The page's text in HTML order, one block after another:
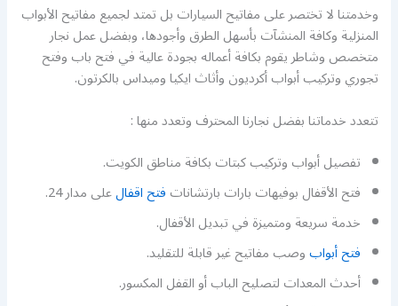
وخدمتنا لا تختصر على مفاتيح السيارات بل تمتد لجميع مفاتيح الأبواب
المنزلية وكافة المنشآت بأسهل الطرق وأجودها، وبفضل عمل نجار
متخصص وشاطر يقوم بكافة أعماله بجودة عالية في فتح باب وفتح
تجوري وتركيب أبواب أكرديون وأثاث ايكيا وميداس بالكرتون.
تتعدد خدماتنا بفضل نجارنا المحترف وتعدد منها :
تفصيل أبواب وتركيب كبتات بكافة مناطق الكويت.
فتح الأقفال بوفيهات بارات بارتشاناتفتح اقفالعلى مدار 24.
خدمة سريعة ومتميزة في تبديل الأقفال.
فتح أبوابوصب مفاتيح غير قابلة للتقليد.
أحدث المعدات لتصليح الباب أو القفل المكسور.